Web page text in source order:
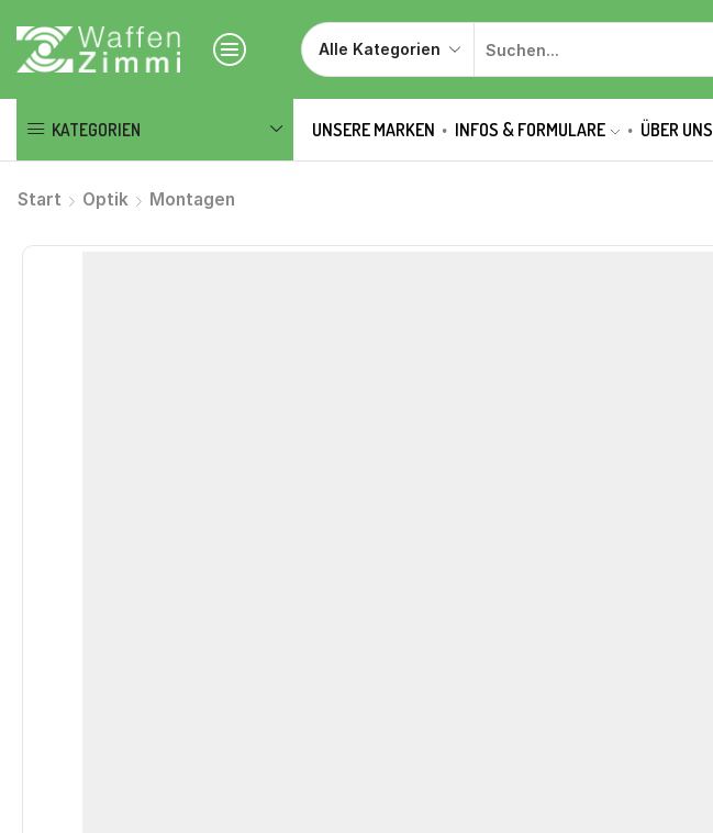
KATEGORIEN UNSERE MARKEN INFOS & FORMULARE ÜBER UNS
Start Optik Montagen